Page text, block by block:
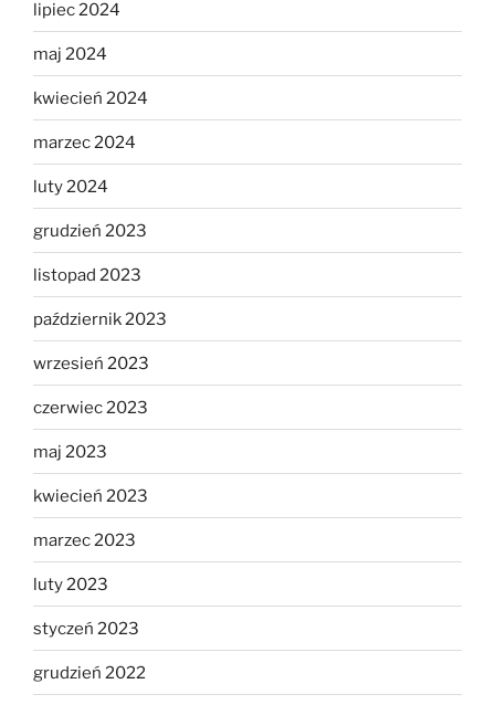
lipiec 2024
maj 2024
kwiecień 2024
marzec 2024
luty 2024
grudzień 2023
listopad 2023
październik 2023
wrzesień 2023
czerwiec 2023
maj 2023
kwiecień 2023
marzec 2023
luty 2023
styczeń 2023
grudzień 2022